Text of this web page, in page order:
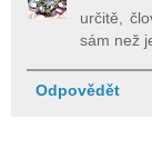
určitě,
sám než
Odpovědět